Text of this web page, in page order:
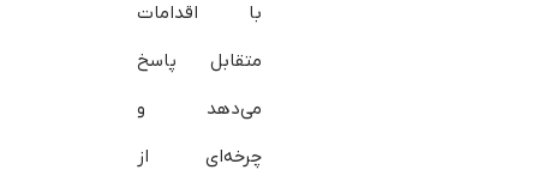
با اقدامات
متقابل پاسخ
می‌دهد و
چرخه‌ای از